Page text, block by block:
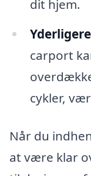
dit hjem.
carport
cykler,
Når du
at være klar